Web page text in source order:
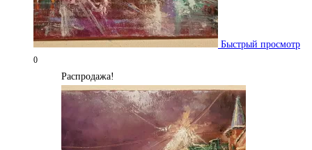
Быстрый просмотр
0
Распродажа!